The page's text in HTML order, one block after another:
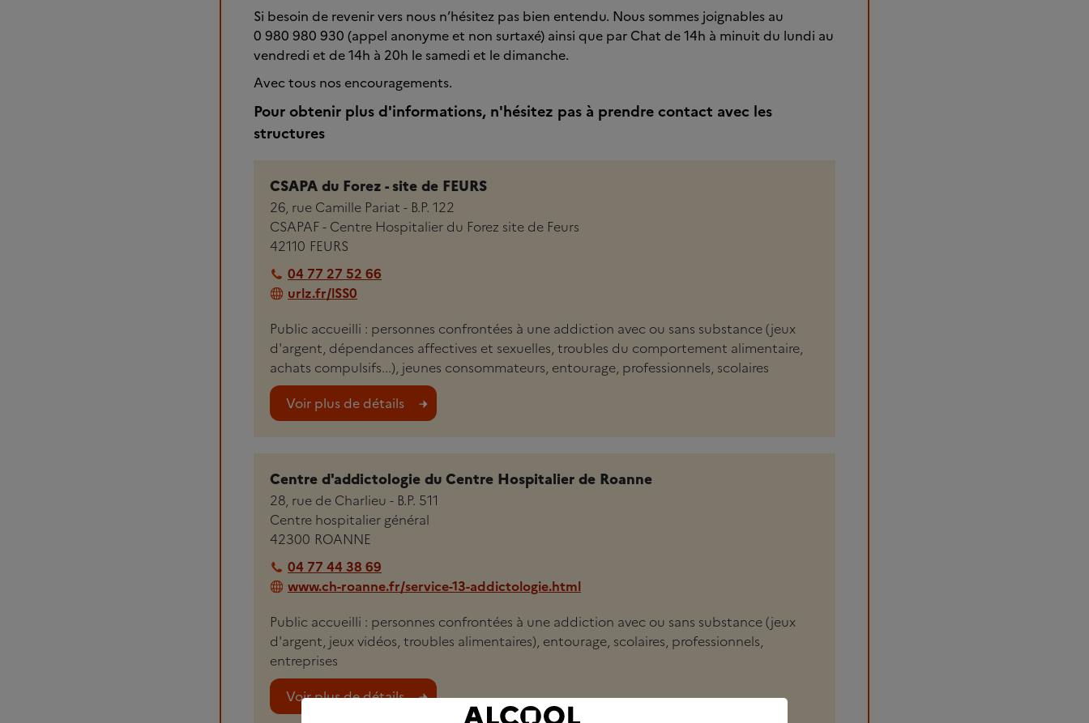
Si besoin de revenir vers nous n’hésitez pas bien entendu. Nous sommes joignables au
0 980 980 930 (appel anonyme et non surtaxé) ainsi que par Chat de 14h à minuit du lundi au
vendredi et de 14h à 20h le samedi et le dimanche.
Avec tous nos encouragements.
Pour obtenir plus d'informations, n'hésitez pas à prendre contact avec les
structures
CSAPA du Forez - site de FEURS
26, rue Camille Pariat - B.P. 122
CSAPAF - Centre Hospitalier du Forez site de Feurs
42110 FEURS
04 77 27 52 66
urlz.fr/lSS0
Public accueilli : personnes confrontées à une addiction avec ou sans substance (jeux
d'argent, dépendances affectives et sexuelles, troubles du comportement alimentaire,
achats compulsifs...), jeunes consommateurs, entourage, professionnels, scolaires
Voir plus de détails
Centre d'addictologie du Centre Hospitalier de Roanne
28, rue de Charlieu - B.P. 511
Centre hospitalier général
42300 ROANNE
04 77 44 38 69
www.ch-roanne.fr/service-13-addictologie.html
Public accueilli : personnes confrontées à une addiction avec ou sans substance (jeux
d'argent, jeux vidéos, troubles alimentaires), entourage, scolaires, professionnels,
entreprises
Voir plus de détails